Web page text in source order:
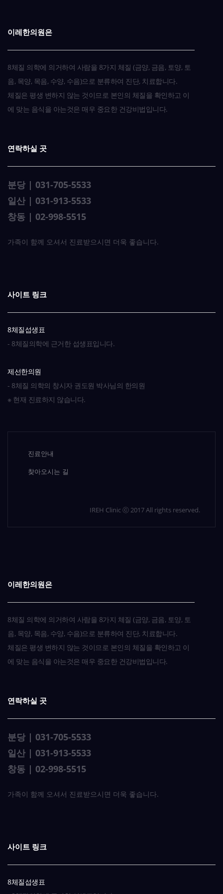
이레한의원은
8체질 의학에 의거하여 사람을 8가지 체질 (금양, 금음, 토양, 토
음, 목양, 목음, 수양, 수음)으로 분류하여 진단, 치료합니다.
체질은 평생 변하지 않는 것이므로 본인의 체질을 확인하고 이
에 맞는 음식을 아는것은 매우 중요한 건강비법입니다.
연락하실 곳
분당 | 031-705-5533
일산 | 031-913-5533
창동 | 02-998-5515
가족이 함께 오셔서 진료받으시면 더욱 좋습니다.
사이트 링크
8체질섭생표
- 8체질의학에 근거한 섭생표입니다.
제선한의원
- 8체질 의학의 창시자 권도원 박사님의 한의원
※ 현재 진료하지 않습니다.
진료안내
찾아오시는 길
IREH Clinic ⓒ 2017 All rights reserved.
이레한의원은
8체질 의학에 의거하여 사람을 8가지 체질 (금양, 금음, 토양, 토
음, 목양, 목음, 수양, 수음)으로 분류하여 진단, 치료합니다.
체질은 평생 변하지 않는 것이므로 본인의 체질을 확인하고 이
에 맞는 음식을 아는것은 매우 중요한 건강비법입니다.
연락하실 곳
분당 | 031-705-5533
일산 | 031-913-5533
창동 | 02-998-5515
가족이 함께 오셔서 진료받으시면 더욱 좋습니다.
사이트 링크
8체질섭생표